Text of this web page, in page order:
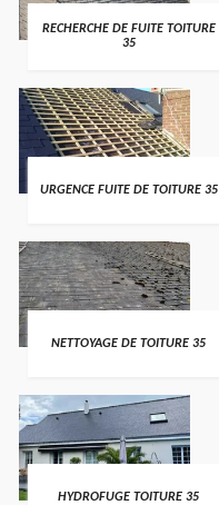
RECHERCHE DE FUITE TOITURE
35
URGENCE FUITE DE TOITURE 35
NETTOYAGE DE TOITURE 35
HYDROFUGE TOITURE 35